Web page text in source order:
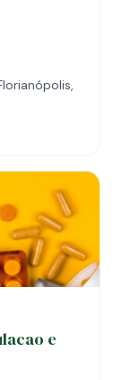
e